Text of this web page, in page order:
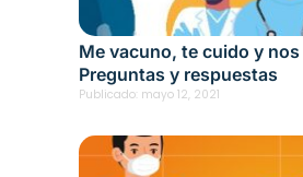
Me vacuno, te cuido y
Preguntas y respuestas
Publicado: mayo 12, 2021